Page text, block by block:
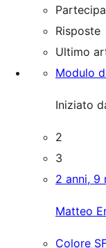
Risposte
Ultimo
Modulo
Iniziato
2
3
2 anni, 9
Matteo
Colore